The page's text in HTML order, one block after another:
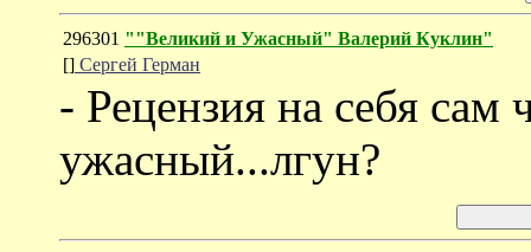
296301 ""Великий и Ужасный" Валерий Куклин"
[] Сергей Герман
- Рецензия на себя
ужасный...лгун?